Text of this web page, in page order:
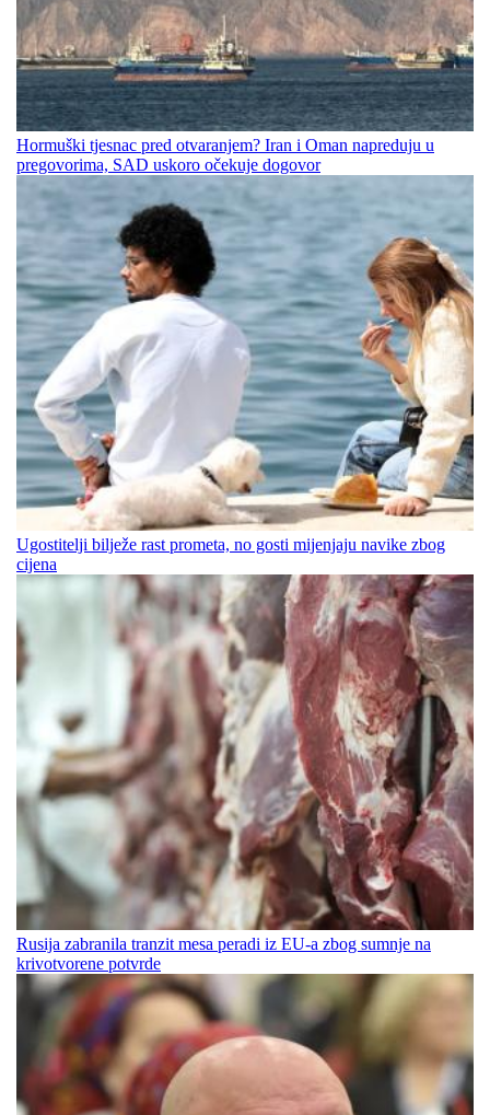
Hormuški tjesnac pred otvaranjem? Iran i Oman napreduju u
pregovorima, SAD uskoro očekuje dogovor
Ugostitelji bilježe rast prometa, no gosti mijenjaju navike zbog
cijena
Rusija zabranila tranzit mesa peradi iz EU-a zbog sumnje na
krivotvorene potvrde